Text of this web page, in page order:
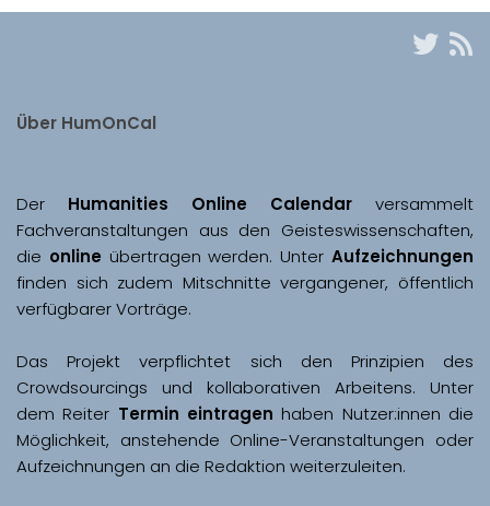
Über HumOnCal
Der Humanities Online Calendar versammelt
Fachveranstaltungen aus den Geisteswissenschaften,
die online übertragen werden. Unter Aufzeichnungen
finden sich zudem Mitschnitte vergangener, öffentlich
Das Projekt verpflichtet sich den Prinzipien des
Crowdsourcings und kollaborativen Arbeitens. Unter
dem Reiter Termin eintragen haben Nutzer:innen die
Möglichkeit, anstehende Online-Veranstaltungen oder
Aufzeichnungen an die Redaktion weiterzuleiten.